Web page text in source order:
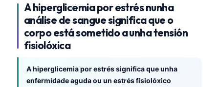
A hiperglicemia por estrés nunha
análise de sangue significa que o
corpo está sometido a unha tensión
fisiolóxica
A hiperglicemia por estrés significa que unha
enfermidade aguda ou un estrés fisiolóxico